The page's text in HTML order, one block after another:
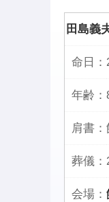
田島義
命日：
年齢：
肩書：
葬儀：
会場：